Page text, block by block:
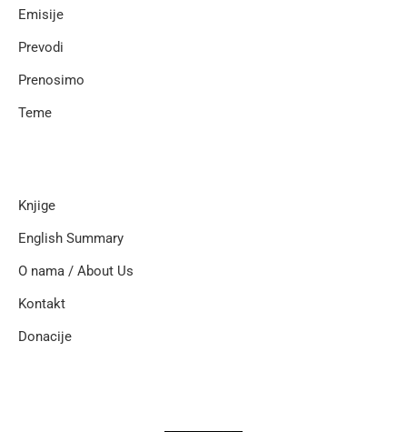
Emisije
Prevodi
Prenosimo
Teme
Knjige
English Summary
O nama / About Us
Kontakt
Donacije